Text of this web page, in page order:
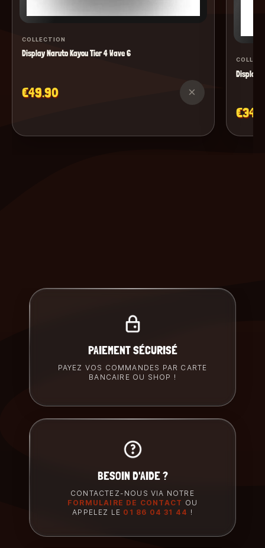
COLLECTION
Display Naruto Kayou Tier 4 Wave 6
€49.90 ×
Display
PAIEMENT SÉCURISÉ
PAYEZ VOS COMMANDES PAR CARTE
BANCAIRE OU SHOP !
BESOIN D'AIDE ?
CONTACTEZ-NOUS VIA NOTRE
FORMULAIRE DE CONTACT OU
APPELEZ LE 01 86 04 31 44 !